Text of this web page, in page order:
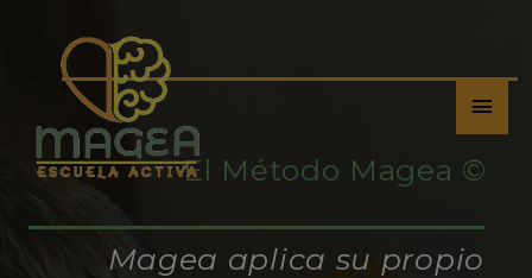
El Método Magea ©
Magea aplica su propio